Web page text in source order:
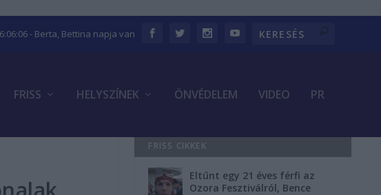
- Berta, Bettina napja van
FRISS HELYSZÍNEK ÖNVÉDELEM VIDEO PR
FRISS CIKKEK
Eltűnt egy 21 éves férfi az
Ozora Fesztiválról, Bence